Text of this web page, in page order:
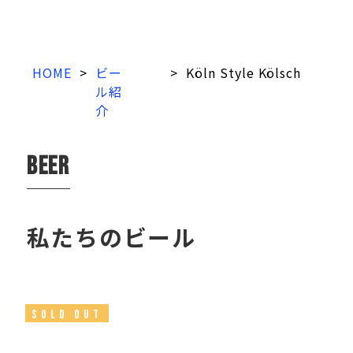
HOME > ビー
ル紹
介
> Köln Style Kölsch
beer
私たちのビール
SOLD OUT